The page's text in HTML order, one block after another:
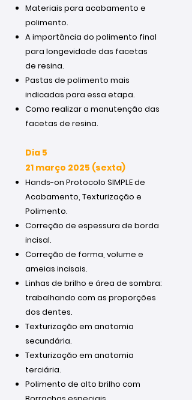
Materiais para acabamento e
polimento.
A importância do polimento final
para longevidade das facetas
de resina.
Pastas de polimento mais
indicadas para essa etapa.
Como realizar a manutenção das
facetas de resina.
Dia 5
21 março 2025 (sexta)
Hands-on Protocolo SIMPLE de
Acabamento, Texturização e
Polimento.
Correção de espessura de borda
incisal.
Correção de forma, volume e
ameias incisais.
Linhas de brilho e área de sombra:
trabalhando com as proporções
dos dentes.
Texturização em anatomia
secundária.
Texturização em anatomia
terciária.
Polimento de alto brilho com